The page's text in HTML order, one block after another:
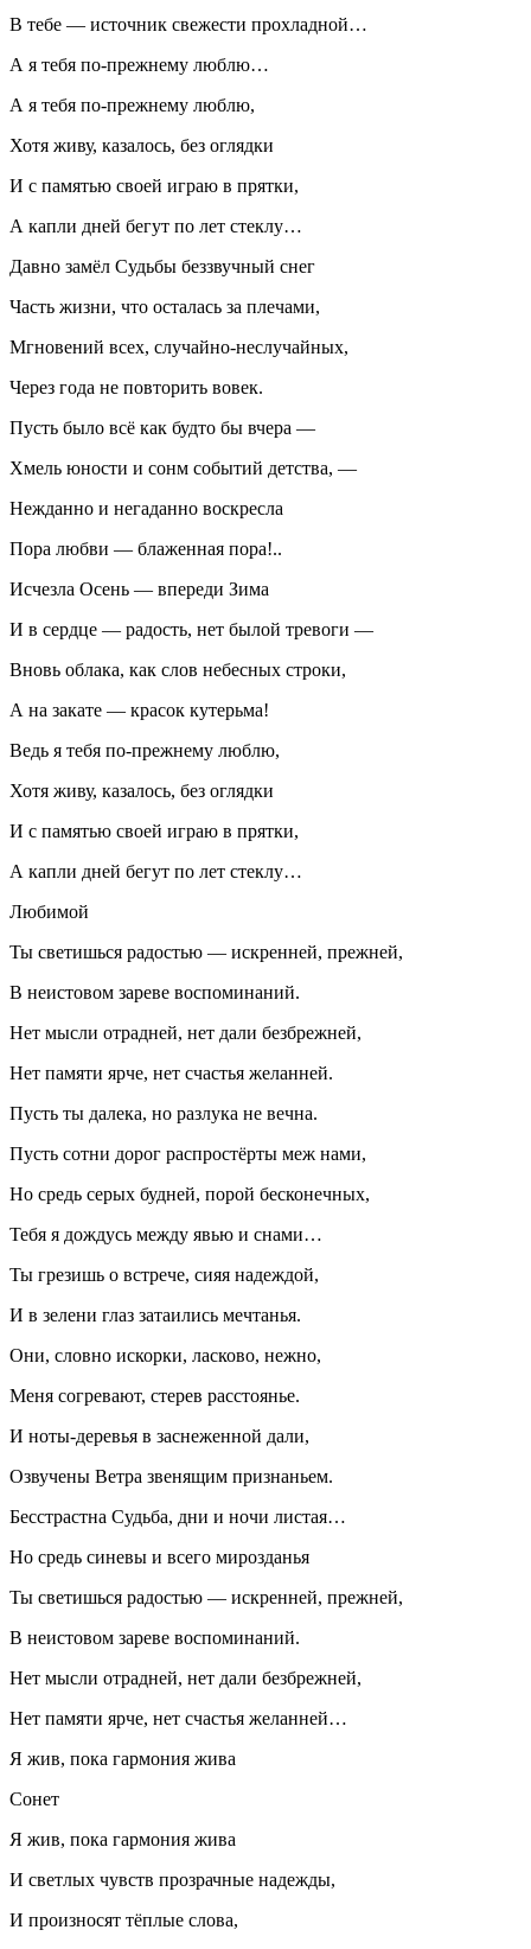
В тебе — источник свежести прохладной…
А я тебя по-прежнему люблю…
А я тебя по-прежнему люблю,
Хотя живу, казалось, без оглядки
И с памятью своей играю в прятки,
А капли дней бегут по лет стеклу…
Давно замёл Судьбы беззвучный снег
Часть жизни, что осталась за плечами,
Мгновений всех, случайно-неслучайных,
Через года не повторить вовек.
Пусть было всё как будто бы вчера —
Хмель юности и сонм событий детства, —
Нежданно и негаданно воскресла
Пора любви — блаженная пора!..
Исчезла Осень — впереди Зима
И в сердце — радость, нет былой тревоги —
Вновь облака, как слов небесных строки,
А на закате — красок кутерьма!
Ведь я тебя по-прежнему люблю,
Хотя живу, казалось, без оглядки
И с памятью своей играю в прятки,
А капли дней бегут по лет стеклу…
Любимой
Ты светишься радостью — искренней, прежней,
В неистовом зареве воспоминаний.
Нет мысли отрадней, нет дали безбрежней,
Нет памяти ярче, нет счастья желанней.
Пусть ты далека, но разлука не вечна.
Пусть сотни дорог распростёрты меж нами,
Но средь серых будней, порой бесконечных,
Тебя я дождусь между явью и снами…
Ты грезишь о встрече, сияя надеждой,
И в зелени глаз затаились мечтанья.
Они, словно искорки, ласково, нежно,
Меня согревают, стерев расстоянье.
И ноты-деревья в заснеженной дали,
Озвучены Ветра звенящим признаньем.
Бесстрастна Судьба, дни и ночи листая…
Но средь синевы и всего мирозданья
Ты светишься радостью — искренней, прежней,
В неистовом зареве воспоминаний.
Нет мысли отрадней, нет дали безбрежней,
Нет памяти ярче, нет счастья желанней…
Я жив, пока гармония жива
Сонет
Я жив, пока гармония жива
И светлых чувств прозрачные надежды,
И произносят тёплые слова,